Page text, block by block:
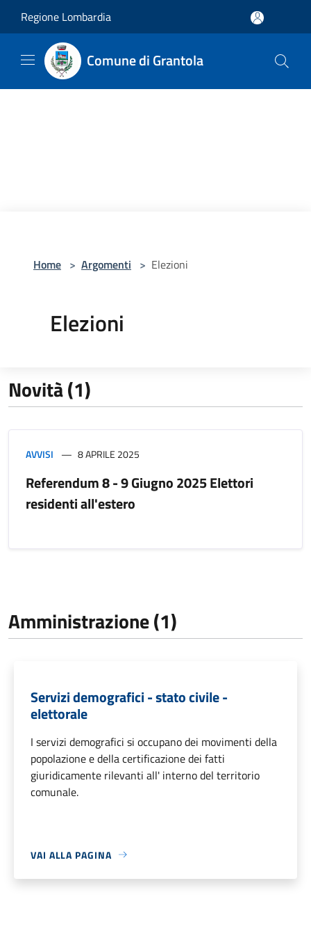
Regione Lombardia
Comune di Grantola
Home > Argomenti > Elezioni
Elezioni
Novità (1)
AVVISI 8 APRILE 2025
Referendum 8 - 9 Giugno 2025 Elettori
residenti all'estero
Amministrazione (1)
Servizi demografici - stato civile -
elettorale
I servizi demografici si occupano dei movimenti della
popolazione e della certificazione dei fatti
giuridicamente rilevanti all' interno del territorio
comunale.
VAI ALLA PAGINA